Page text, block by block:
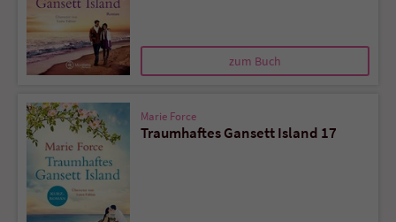
zum Buch
Marie Force
Traumhaftes Gansett Island 17